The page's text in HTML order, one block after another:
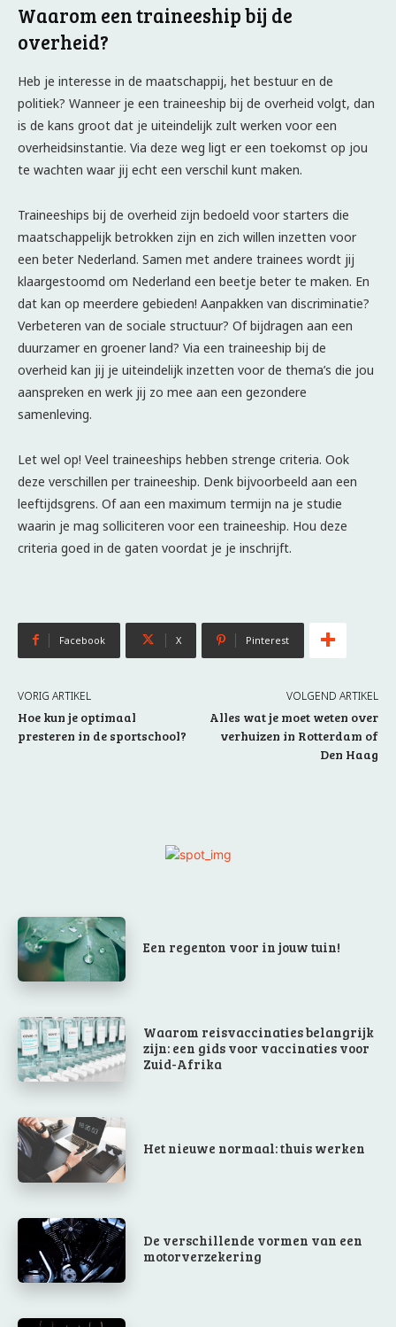
Waarom een traineeship bij de
overheid?
Heb je interesse in de maatschappij, het bestuur en de
politiek? Wanneer je een traineeship bij de overheid volgt, dan
is de kans groot dat je uiteindelijk zult werken voor een
overheidsinstantie. Via deze weg ligt er een toekomst op jou
te wachten waar jij echt een verschil kunt maken.
Traineeships bij de overheid zijn bedoeld voor starters die
maatschappelijk betrokken zijn en zich willen inzetten voor
een beter Nederland. Samen met andere trainees wordt jij
klaargestoomd om Nederland een beetje beter te maken. En
dat kan op meerdere gebieden! Aanpakken van discriminatie?
Verbeteren van de sociale structuur? Of bijdragen aan een
duurzamer en groener land? Via een traineeship bij de
overheid kan jij je uiteindelijk inzetten voor de thema’s die jou
aanspreken en werk jij zo mee aan een gezondere
samenleving.
Let wel op! Veel traineeships hebben strenge criteria. Ook
deze verschillen per traineeship. Denk bijvoorbeeld aan een
leeftijdsgrens. Of aan een maximum termijn na je studie
waarin je mag solliciteren voor een traineeship. Hou deze
criteria goed in de gaten voordat je je inschrijft.
Facebook X Pinterest
VORIG ARTIKEL
Hoe kun je optimaal
presteren in de sportschool?
VOLGEND ARTIKEL
Alles wat je moet weten over
verhuizen in Rotterdam of
Den Haag
Een regenton voor in jouw tuin!
Waarom reisvaccinaties belangrijk
zijn: een gids voor vaccinaties voor
Zuid-Afrika
Het nieuwe normaal: thuis werken
De verschillende vormen van een
motorverzekering